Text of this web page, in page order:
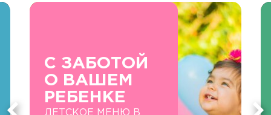
С ЗАБОТОЙ
О ВАШЕМ
РЕБЕНКЕ
ДЕТСКОЕ МЕНЮ В